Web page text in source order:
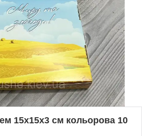
15х15х3 см кольорова 10